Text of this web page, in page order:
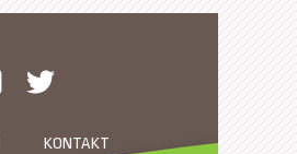
facebook
KONTAKT